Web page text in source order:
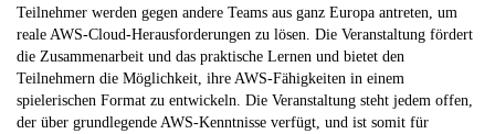
Teilnehmer werden gegen andere Teams aus ganz Europa antreten, um
reale AWS-Cloud-Herausforderungen zu lösen. Die Veranstaltung fördert
die Zusammenarbeit und das praktische Lernen und bietet den
Teilnehmern die Möglichkeit, ihre AWS-Fähigkeiten in einem
spielerischen Format zu entwickeln. Die Veranstaltung steht jedem offen,
der über grundlegende AWS-Kenntnisse verfügt, und ist somit für